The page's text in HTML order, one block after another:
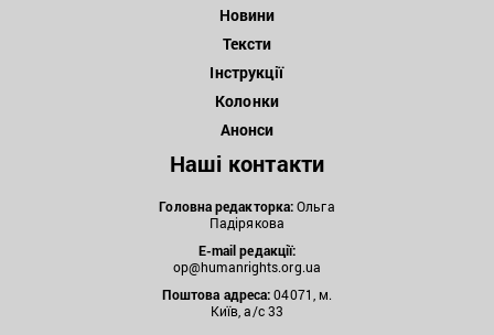
Новини
Тексти
Інструкції
Колонки
Анонси
Наші контакти
Головна редакторка:Ольга
Падірякова
E-mail редакції:
op@humanrights.org.ua
Поштова адреса:04071, м.
Київ, а/с 33